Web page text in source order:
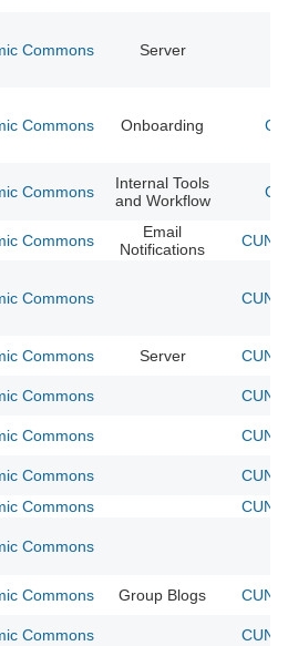
Commons Server
Commons Onboarding
Commons
Internal Tools
and Workflow
Commons
Email
Notifications
Commons
Commons Server
Commons
Commons
Commons
Commons
Commons
Commons Group Blogs
Commons